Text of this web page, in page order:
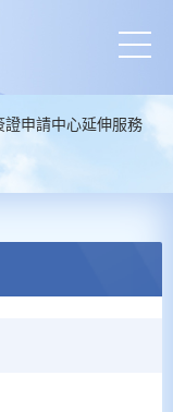
證申請中心延伸服務